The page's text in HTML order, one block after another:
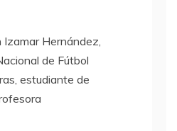
Hernández,
de Fútbol
estudiante de